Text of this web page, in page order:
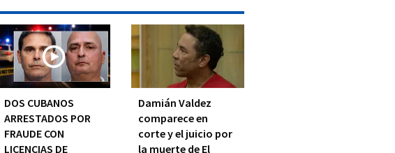
DOS CUBANOS
ARRESTADOS POR
FRAUDE CON
LICENCIAS DE
Damián Valdez
comparece en
corte y el juicio por
la muerte de El